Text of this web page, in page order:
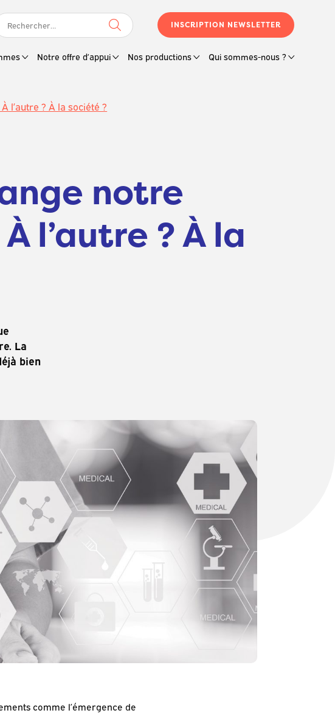
:
INSCRIPTION NEWSLETTER
Notre offre d’appui Nos productions Qui sommes-nous ?
l’autre ? À la société ?
notre
l’autre ? À la
La
bien
comme l’émergence de